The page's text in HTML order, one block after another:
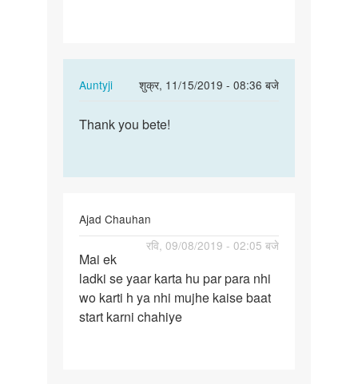
Auntyji
शुक्र, 11/15/2019 - 08:36 बजे
In
to
ye
by
Haider
Rizvi
Thank
Thank you bete!
Ajad Chauhan
रवि, 09/08/2019 - 02:05 बजे
Mai
ek
ladki
se
Mai ek
ladki se yaar karta hu par para nhi
wo karti h ya nhi mujhe kaise baat
start karni chahiye